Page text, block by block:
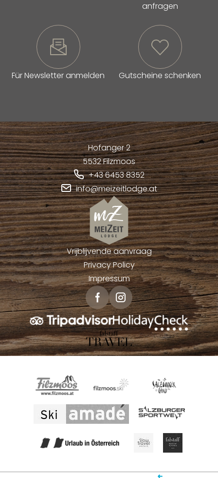
anfragen
Für Newsletter anmelden Gutscheine schenken
Hofanger 2
5532Filzmoos
+43 6453 8352
info@meizeitlodge.at
Vrijblijvende aanvraag
Privacy Policy
Impressum